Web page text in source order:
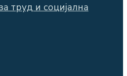
труд и социјална